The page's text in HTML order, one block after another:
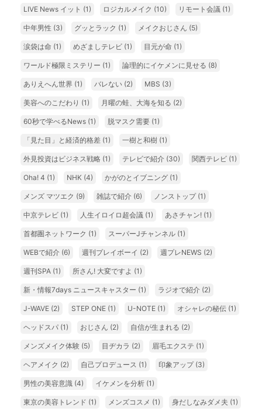
LIVE News イット (1) ロジカルメイク (10) リモート会議 (1)
中年男性 (3) グッとラック (1) メイクおじさん (5)
涙袋は命 (1) めざましテレビ (1) 目元が命 (1)
ワールド極限ミステリー (1) 論理的にイケメンに見せる (8)
ありえへん世界 (1) バレない (2) MBS (3)
美容へのこだわり (1) 月曜の蛙、大海を知る (2)
60秒で学べるNews (1) 脱マスク需要 (1)
「見た目」と経済的格差 (1) 一樹と和樹 (1)
外見投資はビジネス戦略 (1) テレビで紹介 (30) 関西テレビ (1)
Oha! 4 (1) NHK (4) かがのとイブニング (1)
メンズ マツエク (9) 雑誌で紹介 (6) ノンストップ (1)
中京テレビ (1) 人生イロイロ超会議 (1) あさチャン! (1)
首都圏ネットワーク (1) スーパーJチャンネル (1)
WEBで紹介 (6) 週刊プレイボーイ (2) 週プレNEWS (2)
週刊SPA (1) 所さん! 大変ですよ (1)
新・情報7days ニュースキャスター (1) ラジオで紹介 (2)
J-WAVE (2) STEP ONE (1) U-NOTE (1) オシャレの秘伝 (1)
ヘッドスパ (1) おじさん (2) 自信が生まれる (2)
メンズメイク体験 (5) 目ヂカラ (2) 眉毛エクステ (1)
ヘアメイク (2) 自己プロデュース (1) 印象アップ (3)
男性の美容意識 (4) イケメンを分析 (1)
東京の美容トレンド (1) メンズコスメ (1) 身だしなみダメ夫 (1)